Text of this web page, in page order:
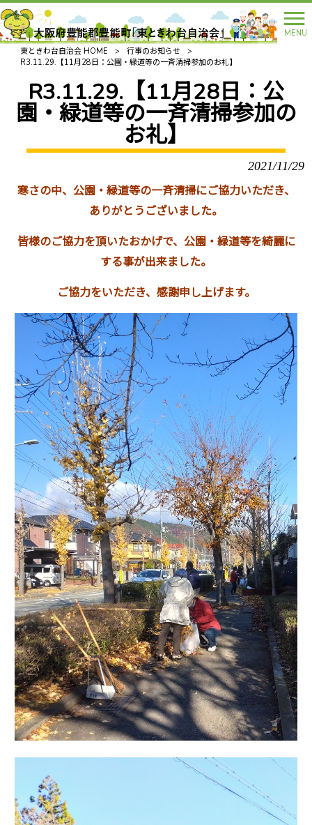
MENU
東ときわ台自治会 HOME
> 行事のお知らせ
>
R3.11.29.【11月28日：公園・緑道等の一斉清掃参加のお礼】
R3.11.29.【11月28日：公
園・緑道等の一斉清掃参加の
お礼】
2021/11/29
寒さの中、公園・緑道等の一斉清掃にご協力いただき、
ありがとうございました。
皆様のご協力を頂いたおかげで、公園・緑道等を綺麗に
する事が出来ました。
ご協力をいただき、感謝申し上げます。